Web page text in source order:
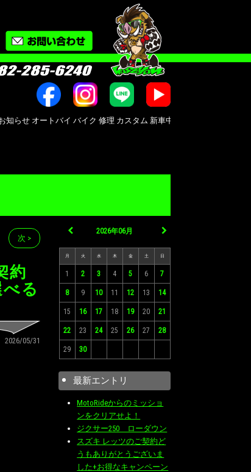
オートバイ バイク 修理 カスタム 新車中古車販売 Bike shop
次 >
約
る
2026/05/31
2026年06月
月 火 水 木 金 土 日
1 2 3 4 5 6 7
8 9 10 11 12 13 14
15 16 17 18 19 20 21
22 23 24 25 26 27 28
29 30
最新エントリ
MotoRideからのミッショ
ンをクリアせよ！
ジクサー250 ローダウン
スズキ レッツのご契約ど
うもありがとうございま
した+お得なキャンペーン